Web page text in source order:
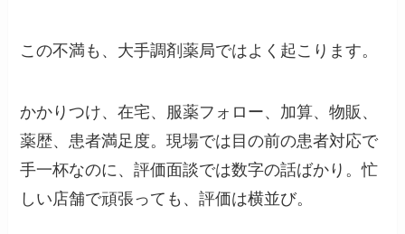
この不満も、大手調剤薬局ではよく起こります。
かかりつけ、在宅、服薬フォロー、加算、物販、
薬歴、患者満足度。現場では目の前の患者対応で
手一杯なのに、評価面談では数字の話ばかり。忙
しい店舗で頑張っても、評価は横並び。